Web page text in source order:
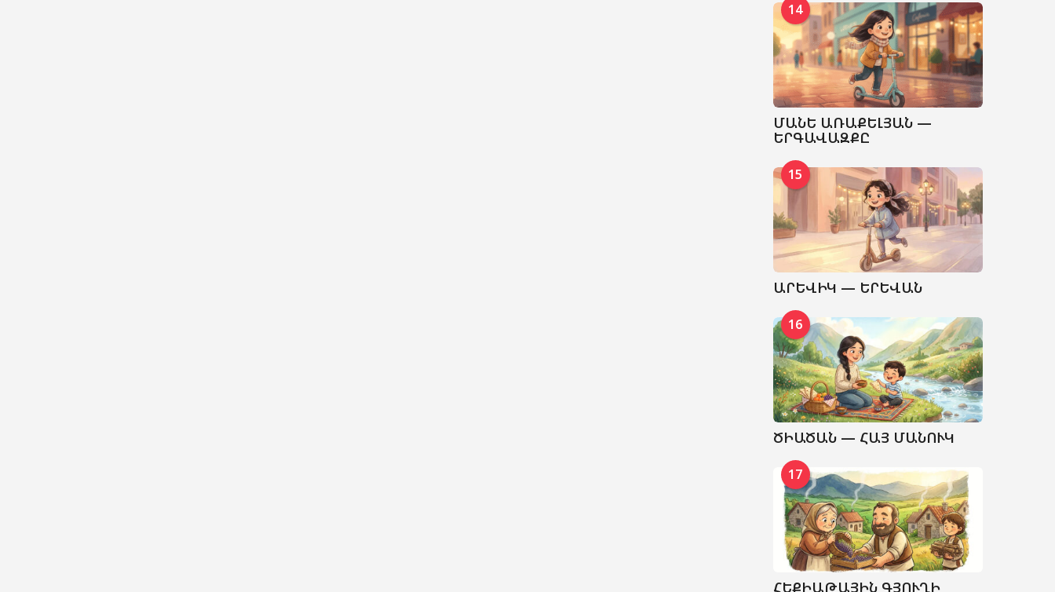
14
ՄԱՆԵ ԱՌԱՔԵԼՅԱՆ —
ԵՐԳԱՎԱԶՔԸ
15
ԱՐԵՎԻԿ — ԵՐԵՎԱՆ
16
ԾԻԱԾԱՆ — ՀԱՅ ՄԱՆՈՒԿ
17
ՀԵՔԻԱԹԱՅԻՆ ԳՅՈՒՂԻ